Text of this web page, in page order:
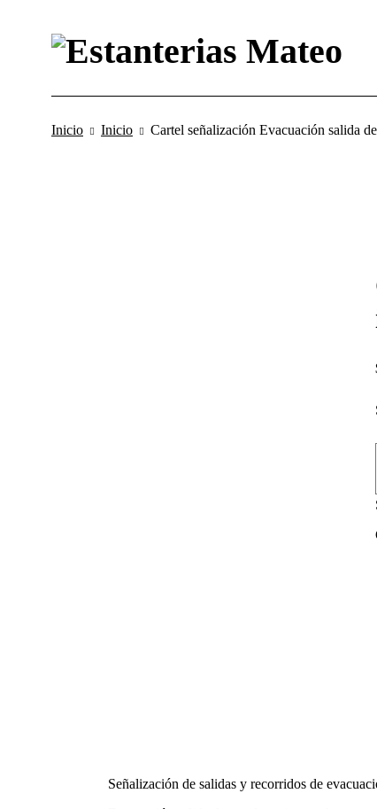
Inicio Inicio Cartel señalización Evacuación salida
Señalización de salidas y recorridos de